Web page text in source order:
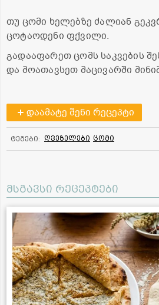
თუ ცომი ხელებზე ძალიან
ცოტაოდენი ფქვილი.
გადააფარეთ ცომს საკვების
და მოათავსეთ მაცივარში
დაამატე შენი რეცეპტი
ტეგები: ღვეზელები ცომი
მსგავსი რეცეპტები